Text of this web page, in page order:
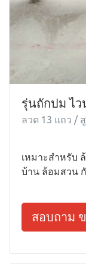
รุ่นถักปม ไ
ลวด 13 แถว /
เหมาะสำหรับ
บ้าน ล้อมสวน
สอบถาม